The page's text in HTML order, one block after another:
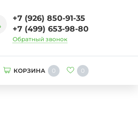
+7 (926) 850-91-35
+7 (499) 653-98-80
Обратный звонок
КОРЗИНА 0 0